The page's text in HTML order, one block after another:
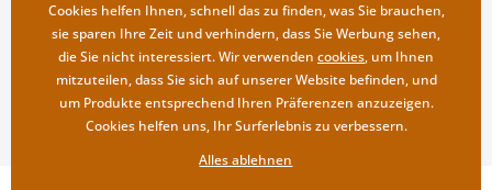
Rücksendung der Ware
Cookies helfen Ihnen, schnell das zu finden, was Sie brauchen,
sie sparen Ihre Zeit und verhindern, dass Sie Werbung sehen,
die Sie nicht interessiert. Wir verwenden cookies, um Ihnen
mitzuteilen, dass Sie sich auf unserer Website befinden, und
um Produkte entsprechend Ihren Präferenzen anzuzeigen.
Cookies helfen uns, Ihr Surferlebnis zu verbessern.
Alles ablehnen